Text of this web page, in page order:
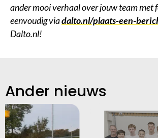
ander mooi verhaal over jouw team met
eenvoudig viadalto.nl/plaats-een-
Dalto.nl!
Ander nieuws